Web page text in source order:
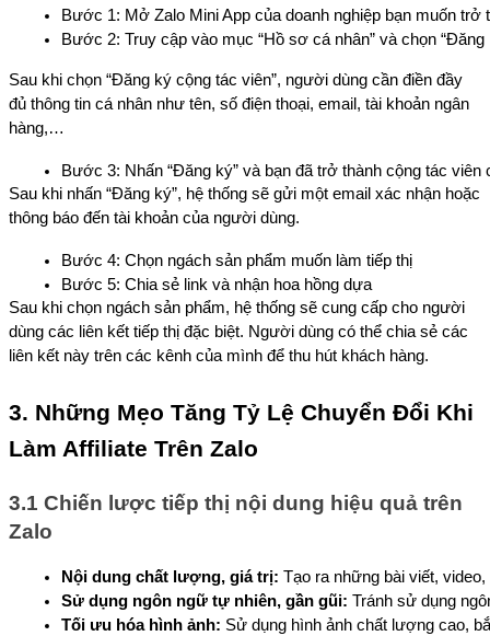
Bước 1: Mở Zalo Mini App của doanh nghiệp bạn muốn trở
Bước 2: Truy cập vào mục “Hồ sơ cá nhân” và chọn “Đăng
Sau khi chọn “Đăng ký cộng tác viên”, người dùng cần điền đầy
đủ thông tin cá nhân như tên, số điện thoại, email, tài khoản ngân
hàng,…
Bước 3: Nhấn “Đăng ký” và bạn đã trở thành cộng tác viên
Sau khi nhấn “Đăng ký”, hệ thống sẽ gửi một email xác nhận hoặc
thông báo đến tài khoản của người dùng.
Bước 4: Chọn ngách sản phẩm muốn làm tiếp thị
Bước 5: Chia sẻ link và nhận hoa hồng dựa
Sau khi chọn ngách sản phẩm, hệ thống sẽ cung cấp cho người
dùng các liên kết tiếp thị đặc biệt. Người dùng có thể chia sẻ các
liên kết này trên các kênh của mình để thu hút khách hàng.
3. Những Mẹo Tăng Tỷ Lệ Chuyển Đổi Khi
Làm Affiliate Trên Zalo
3.1 Chiến lược tiếp thị nội dung hiệu quả trên
Zalo
Nội dung chất lượng, giá trị: Tạo ra những bài viết,
Sử dụng ngôn ngữ tự nhiên, gần gũi: Tránh sử dụng
Tối ưu hóa hình ảnh: Sử dụng hình ảnh chất lượng cao,